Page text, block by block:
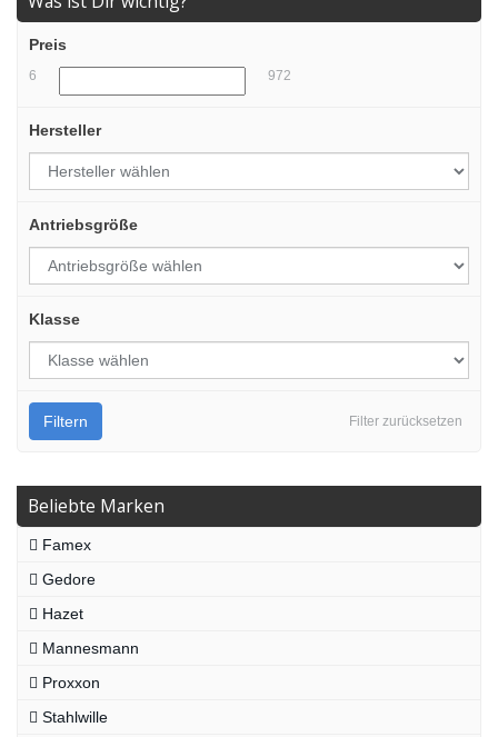
Preis
6 972
Hersteller
Antriebsgröße
Klasse
Filter zurücksetzen
Filtern
Beliebte Marken
Famex
Gedore
Hazet
Mannesmann
Proxxon
Stahlwille